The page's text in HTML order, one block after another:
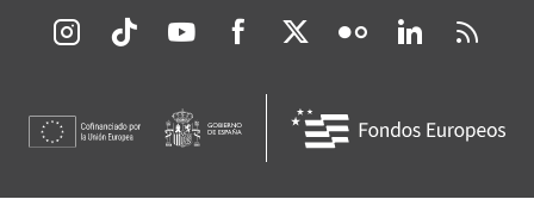
Redes sociales JCCM